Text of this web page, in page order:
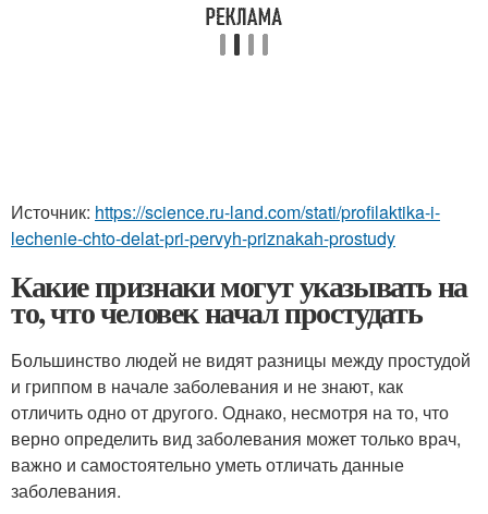
Источник: https://science.ru-land.com/stati/profilaktika-i-
lechenie-chto-delat-pri-pervyh-priznakah-prostudy
Какие признаки могут указывать на
то, что человек начал простудать
Большинство людей не видят разницы между простудой
и гриппом в начале заболевания и не знают, как
отличить одно от другого. Однако, несмотря на то, что
верно определить вид заболевания может только врач,
важно и самостоятельно уметь отличать данные
заболевания.